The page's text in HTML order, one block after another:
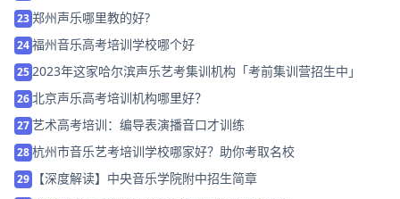
23郑州声乐哪里教的好?
24福州音乐高考培训学校哪个好
25 2023年这家哈尔滨声乐艺考集训机构「考前集训营招生中」
26 北京声乐高考培训机构哪里好？
27艺术高考培训：编导表演播音口才训练
28杭州市音乐艺考培训学校哪家好？助你考取名校
29 【深度解读】中央音乐学院附中招生简章